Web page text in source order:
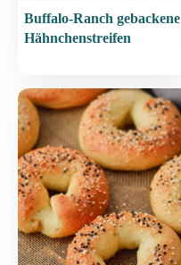
Buffalo-Ranch gebackene
Hähnchenstreifen